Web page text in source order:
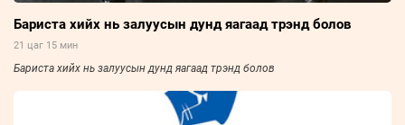
Бариста хийх нь залуусын дунд яагаад трэнд болов
21 цаг 15 мин
Бариста хийх нь залуусын дунд яагаад трэнд болов